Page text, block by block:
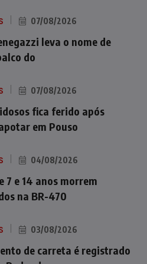
07/08/2026
leva o nome de
do
07/08/2026
fica ferido após
em Pouso
04/08/2026
7 e 14 anos morrem
na BR-470
03/08/2026
de carreta é registrado